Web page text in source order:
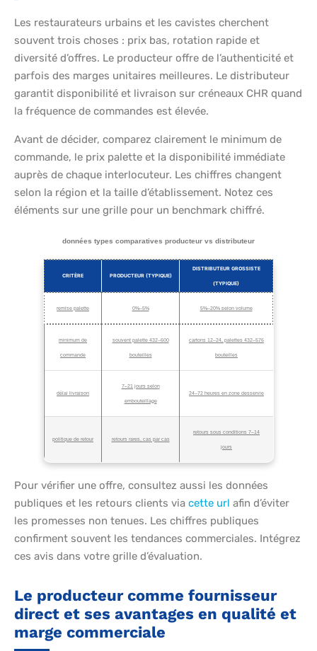
Les restaurateurs urbains et les cavistes cherchent
souvent trois choses : prix bas, rotation rapide et
diversité d’offres. Le producteur offre de l’authenticité et
parfois des marges unitaires meilleures. Le distributeur
garantit disponibilité et livraison sur créneaux CHR quand
la fréquence de commandes est élevée.
Avant de décider, comparez clairement le minimum de
commande, le prix palette et la disponibilité immédiate
auprès de chaque interlocuteur. Les chiffres changent
selon la région et la taille d’établissement. Notez ces
éléments sur une grille pour un benchmark chiffré.
données types comparatives producteur vs distributeur
CRITÈRE PRODUCTEUR (TYPIQUE)
DISTRIBUTEUR GROSSISTE
(TYPIQUE)
remise palette 0%–5% 5%–20% selon volume
minimum de
commande
souvent palette 432–600
bouteilles
cartons 12–24, palettes 432–576
bouteilles
délai livraison
7–21 jours selon
embouteillage
24–72 heures en zone desservie
politique de retour retours rares, cas par cas
retours sous conditions 7–14
jours
Pour vérifier une offre, consultez aussi les données
publiques et les retours clients via cette url afin d’éviter
les promesses non tenues. Les chiffres publiques
confirment souvent les tendances commerciales. Intégrez
ces avis dans votre grille d’évaluation.
Le producteur comme fournisseur
direct et ses avantages en qualité et
marge commerciale